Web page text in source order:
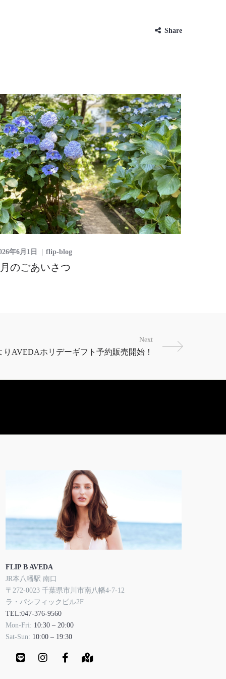
Share
年6月1日 flip-blog
のごあいさつ
Next
FLIP B AVEDA
JR本八幡駅 南口
〒272-0023 千葉県市川市南八幡4-7-12
ラ・パシフィックビル2F
TEL:047-376-9560
Mon-Fri: 10:30 – 20:00
Sat-Sun: 10:00 – 19:30